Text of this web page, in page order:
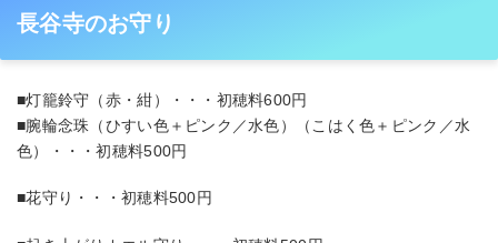
長谷寺のお守り
■灯籠鈴守（赤・紺）・・・初穂料600円
■腕輪念珠（ひすい色＋ピンク／水色）（こはく色＋ピンク／水
色）・・・初穂料500円
■花守り・・・初穂料500円